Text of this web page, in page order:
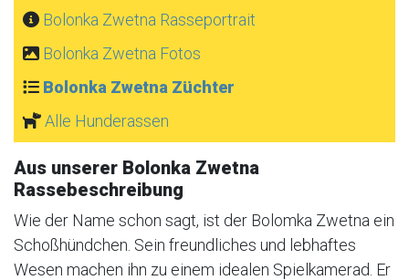
Bolonka Zwetna Rasseportrait
Bolonka Zwetna Fotos
Bolonka Zwetna Züchter
Alle Hunderassen
Aus unserer Bolonka Zwetna
Rassebeschreibung
Wie der Name schon sagt, ist der Bolomka Zwetna ein
Schoßhündchen. Sein freundliches und lebhaftes
Wesen machen ihn zu einem idealen Spielkamerad. Er